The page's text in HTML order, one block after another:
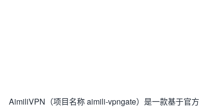
AimiliVPN（项目名称 aimili-vpngate）是一款基于官方